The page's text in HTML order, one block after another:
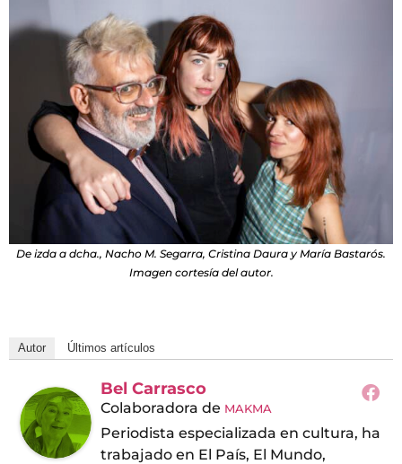
De izda a dcha., Nacho M. Segarra, Cristina Daura y María Bastarós.
Imagen cortesía del autor.
Autor Últimos artículos
Bel Carrasco
Colaboradora de MAKMA
Periodista especializada en cultura, ha
trabajado en El País, El Mundo,